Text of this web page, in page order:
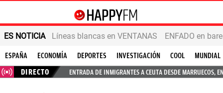
ES NOTICIA Líneas blancas en VENTANAS ENFADO en
ESPAÑA ECONOMÍA DEPORTES INVESTIGACIÓN COOL
MUNDIAL
DIRECTO
ENTRADA DE INMIGRANTES A CEUTA DESDE MARRUECOS,